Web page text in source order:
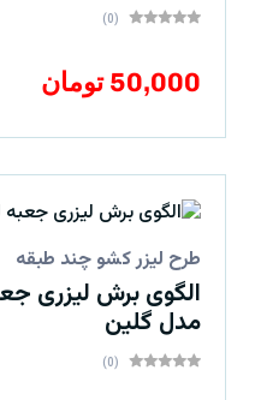
(0)
50,000 تومان
طرح لیزر کشو چند طبقه
الگوی برش لیزری
مدل گلین
(0)